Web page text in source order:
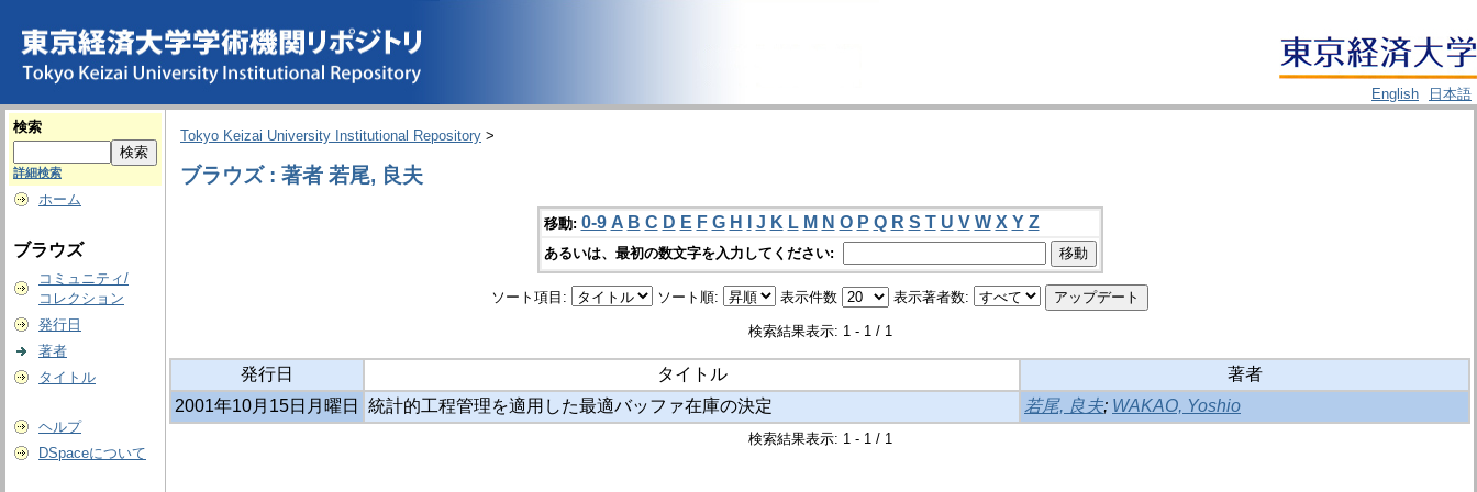
English
日本語
検索
詳細検索
ホーム
ブラウズ
コミュニティ/
コレクション
発行日
著者
タイトル
ヘルプ
DSpaceについて
Tokyo Keizai University Institutional Repository >
ブラウズ : 著者 若尾, 良夫
移動: 0-9 A B C D E F G H J K L M N O P Q R S T U V W X Y Z
あるいは、最初の数文字を入力してください:
ソート項目: ソート順: 表示件数 表示著者数:
検索結果表示: 1 - 1 / 1
発行日 タイトル
著者
2001年10月15日月曜日
統計的工程管理を適用した最適バッファ在庫の決定 若尾, 良夫; WAKAO, Yoshio
検索結果表示: 1 - 1 / 1